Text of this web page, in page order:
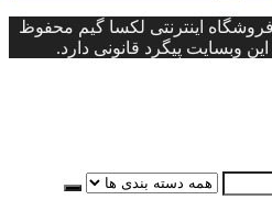
اینترنتی لکسا گیم محفوظ
وبسایت پیگرد قانونی دارد.